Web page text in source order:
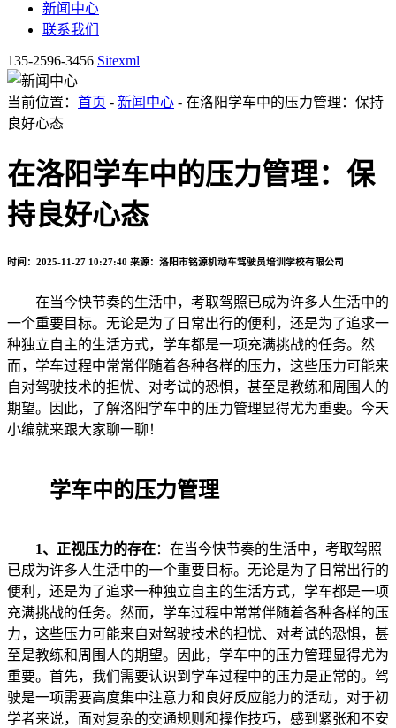
新闻中心
联系我们
135-2596-3456 Sitexml
当前位置： 首页 - 新闻中心 - 在洛阳学车中的压力管理：保持
良好心态
在洛阳学车中的压力管理：保
持良好心态
时间：2025-11-27 10:27:40 来源：洛阳市铭源机动车驾驶员培训学校有限公司
在当今快节奏的生活中，考取驾照已成为许多人生活中的
一个重要目标。无论是为了日常出行的便利，还是为了追求一
种独立自主的生活方式，学车都是一项充满挑战的任务。然
而，学车过程中常常伴随着各种各样的压力，这些压力可能来
自对驾驶技术的担忧、对考试的恐惧，甚至是教练和周围人的
期望。因此，了解洛阳学车中的压力管理显得尤为重要。今天
小编就来跟大家聊一聊！
学车中的压力管理
1、 正视压力的存在：在当今快节奏的生活中，考取驾照
已成为许多人生活中的一个重要目标。无论是为了日常出行的
便利，还是为了追求一种独立自主的生活方式，学车都是一项
充满挑战的任务。然而，学车过程中常常伴随着各种各样的压
力，这些压力可能来自对驾驶技术的担忧、对考试的恐惧，甚
至是教练和周围人的期望。因此，学车中的压力管理显得尤为
重要。首先，我们需要认识到学车过程中的压力是正常的。驾
驶是一项需要高度集中注意力和良好反应能力的活动，对于初
学者来说，面对复杂的交通规则和操作技巧，感到紧张和不安